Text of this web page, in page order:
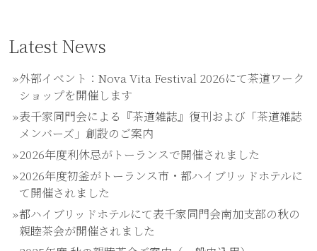
Latest News
外部イベント：Nova Vita Festival 2026にて茶道ワーク
ショップを開催します
表千家同門会による『茶道雑誌』復刊および「茶道雑誌
メンバーズ」創設のご案内
2026年度利休忌がトーランスで開催されました
2026年度初釜がトーランス市・都ハイブリッドホテルに
て開催されました
都ハイブリッドホテルにて表千家同門会南加支部の秋の
親睦茶会が開催されました